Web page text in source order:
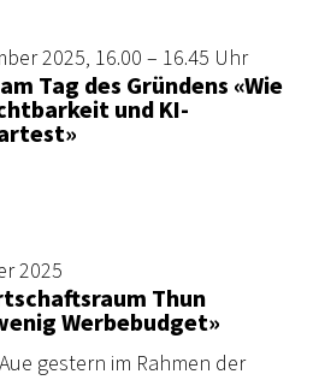
2025, 16.00 – 16.45 Uhr
Tag des Gründens «Wie
und KI-
2025
Thun
Werbebudget»
gestern im Rahmen der